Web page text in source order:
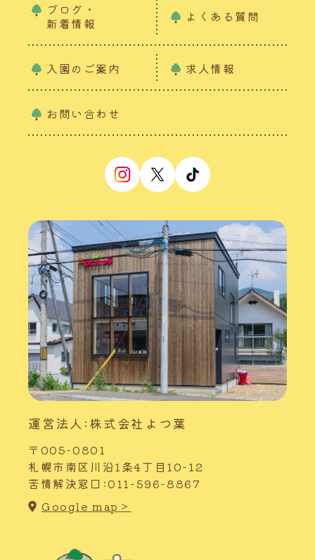
ブログ・
新着情報
よくある質問
入園のご案内 求人情報
お問い合わせ
運営法人:株式会社よつ葉
〒005-0801
札幌市南区川沿1条4丁目10-12
苦情解決窓口:011-596-8867
Google map＞